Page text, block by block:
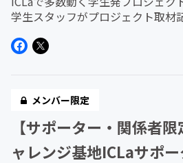
学生スタッフがプロジェクト取材
部生のりこりこが取り組む、「竹
メンバー限定
【サポーター・関係者
ャレンジ基地ICLaサポ